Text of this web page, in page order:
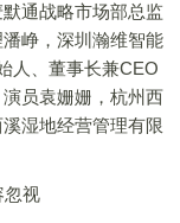
通战略市场部总监
峥，深圳瀚维智能
人、董事长兼CEO
员袁姗姗，杭州西
湿地经营管理有限
视